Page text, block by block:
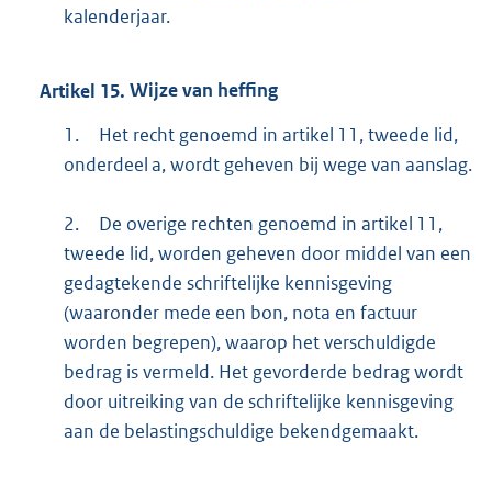
kalenderjaar.
Artikel 15. Wijze van heffing
1.
Het recht genoemd in artikel 11, tweede lid,
onderdeel a, wordt geheven bij wege van aanslag.
2.
De overige rechten genoemd in artikel 11,
tweede lid, worden geheven door middel van een
gedagtekende schriftelijke kennisgeving
(waaronder mede een bon, nota en factuur
worden begrepen), waarop het verschuldigde
bedrag is vermeld. Het gevorderde bedrag wordt
door uitreiking van de schriftelijke kennisgeving
aan de belastingschuldige bekendgemaakt.